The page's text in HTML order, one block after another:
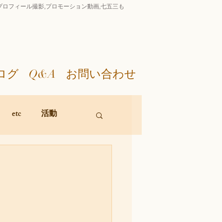
フィール撮影,プロモーション動画,七五三も
グ Q&A お問い合わせ
etc 活動